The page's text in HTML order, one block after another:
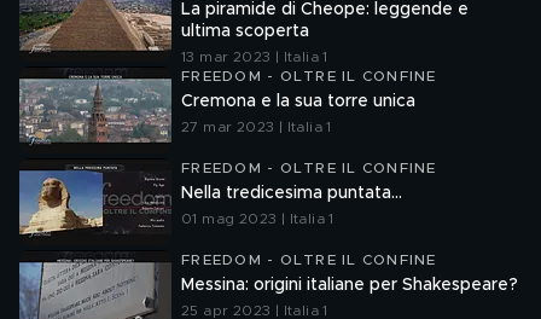
La piramide di Cheope: leggende e
ultima scoperta
13 mar 2023 | Italia 1
FREEDOM - OLTRE IL CONFINE
Cremona e la sua torre unica
27 mar 2023 | Italia 1
FREEDOM - OLTRE IL CONFINE
Nella tredicesima puntata...
01 mag 2023 | Italia 1
FREEDOM - OLTRE IL CONFINE
Messina: origini italiane per Shakespeare?
25 apr 2023 | Italia 1